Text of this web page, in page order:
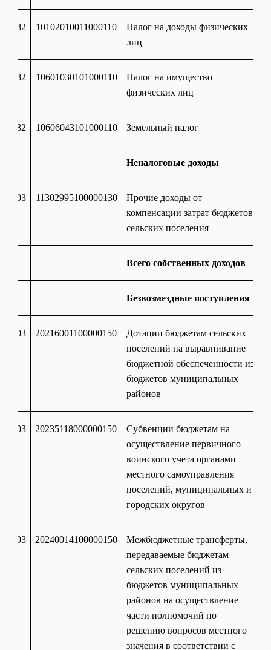
182 10102010011000110
Налог на доходы физических
лиц
182 10601030101000110
Налог на имущество
физических лиц
182 10606043101000110 Земельный налог
Неналоговые доходы
303 11302995100000130
Прочие доходы от
компенсации затрат бюджетов
сельских поселения
Всего собственных доходов
Безвозмездные поступления
303 20216001100000150
Дотации бюджетам сельских
поселений на выравнивание
бюджетной обеспеченности из
бюджетов муниципальных
районов
303 20235118000000150
Субвенции бюджетам на
осуществление первичного
воинского учета органами
местного самоуправления
поселений, муниципальных и
городских округов
303 20240014100000150
Межбюджетные трансферты,
передаваемые бюджетам
сельских поселений из
бюджетов муниципальных
районов на осуществление
части полномочий по
решению вопросов местного
значения в соответствии с